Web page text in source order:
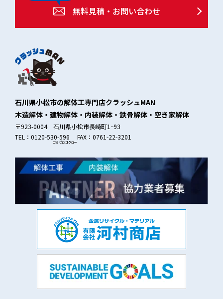
無料見積・お問い合わせ
石川県小松市の解体工専門店クラッシュMAN
木造解体・建物解体・内装解体・鉄骨解体・空き家解体
〒923-0004 石川県小松市長崎町1ｰ93
TEL：0120-530-596 FAX：0761-22-3201
ゴミゼロゴクロー